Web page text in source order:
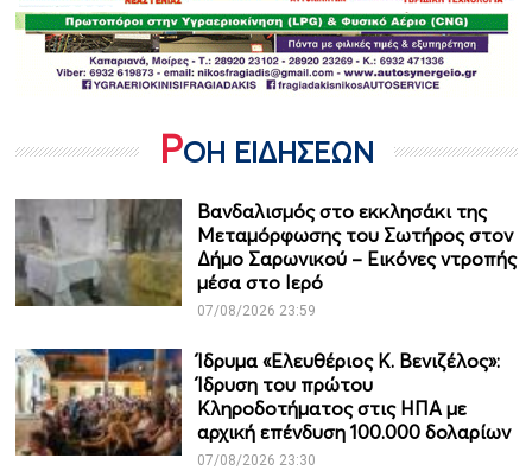
ΡΟΗ ΕΙΔΗΣΕΩΝ
Βανδαλισμός στο εκκλησάκι της
Μεταμόρφωσης του Σωτήρος στον
Δήμο Σαρωνικού – Εικόνες ντροπής
μέσα στο Ιερό
07/08/2026 23:59
Ίδρυμα «Ελευθέριος Κ. Βενιζέλος»:
Ίδρυση του πρώτου
Κληροδοτήματος στις ΗΠΑ με
αρχική επένδυση 100.000 δολαρίων
07/08/2026 23:30